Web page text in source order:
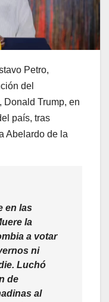
Petro,
del
Donald Trump, en
país, tras
Abelardo de la
en las
la
a votar
ni
Luchó
de
al